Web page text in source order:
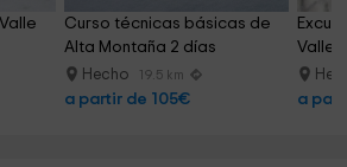
Curso técnicas básicas de
Alta Montaña 2 días
Hecho 19.5 km
a partir de 105€
Valle
a